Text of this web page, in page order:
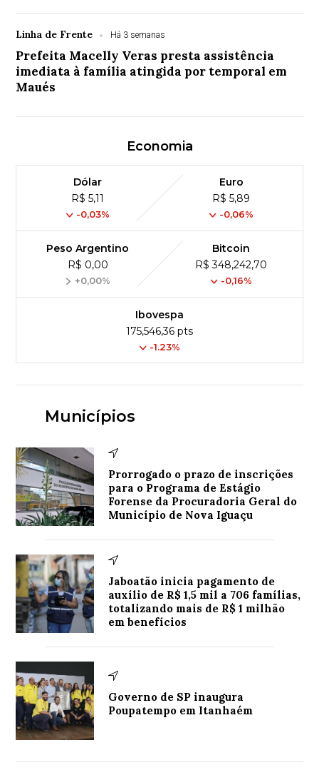
Linha de Frente Há 3 semanas
Prefeita Macelly Veras presta assistência
imediata à família atingida por temporal em
Maués
Economia
Dólar
R$ 5,11
-0,03%
Euro
R$ 5,89
-0,06%
Peso Argentino
R$ 0,00
+0,00%
Bitcoin
R$ 348,242,70
-0,16%
Ibovespa
175,546,36 pts
-1.23%
Municípios
Prorrogado o prazo de inscrições
para o Programa de Estágio
Forense da Procuradoria Geral do
Município de Nova Iguaçu
Jaboatão inicia pagamento de
auxílio de R$ 1,5 mil a 706 famílias,
totalizando mais de R$ 1 milhão
em benefícios
Governo de SP inaugura
Poupatempo em Itanhaém